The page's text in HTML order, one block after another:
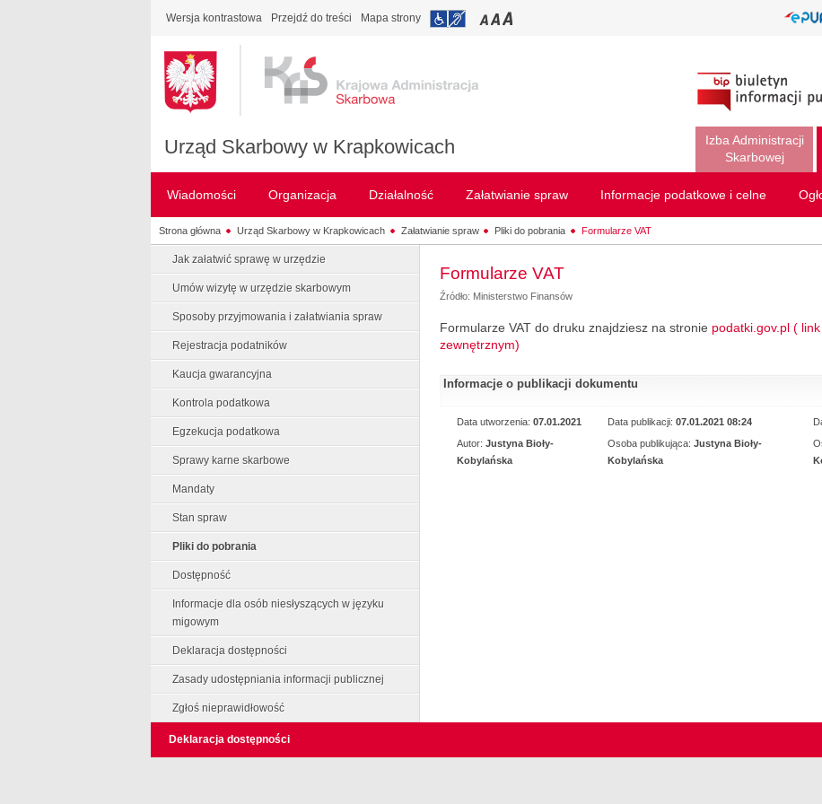
Wersja kontrastowa Przejdź do treści Mapa strony
Urząd Skarbowy w Krapkowicach
Izba Administracji
Skarbowej
Wiadomości Organizacja Działalność Załatwianie spraw Informacje podatkowe i celne
Strona główna Urząd Skarbowy w Krapkowicach Załatwianie spraw Pliki do pobrania Formularze VAT
Jak załatwić sprawę w urzędzie
Umów wizytę w urzędzie skarbowym
Sposoby przyjmowania i załatwiania spraw
Rejestracja podatników
Kaucja gwarancyjna
Kontrola podatkowa
Egzekucja podatkowa
Sprawy karne skarbowe
Mandaty
Stan spraw
Pliki do pobrania
Dostępność
Informacje dla osób niesłyszących w języku
migowym
Deklaracja dostępności
Zasady udostępniania informacji publicznej
Zgłoś nieprawidłowość
Formularze VAT
Źródło: Ministerstwo Finansów
Formularze VAT do druku znajdziesz na stronie podatki.gov.pl (
zewnętrznym)
Informacje o publikacji dokumentu
Data utworzenia: 07.01.2021 Data publikacji: 07.01.2021 08:24
Autor: Justyna Bioły-
Kobylańska
Osoba publikująca: Justyna Bioły-
Kobylańska
Deklaracja dostępności